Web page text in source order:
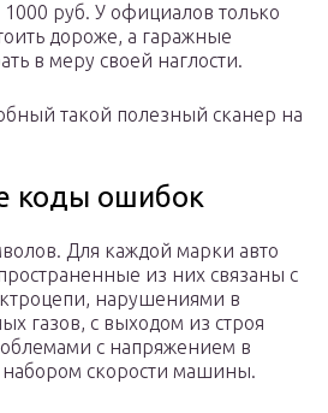
руб. У официалов только
дороже, а гаражные
в меру своей наглости.
такой полезный сканер на
коды ошибок
Для каждой марки авто
из них связаны с
нарушениями в
газов, с выходом из строя
с напряжением в
набором скорости машины.